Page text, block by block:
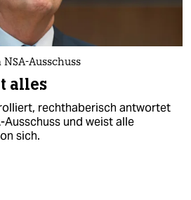
Ausschuss
alles
rechthaberisch antwortet
Ausschuss und weist alle
sich.